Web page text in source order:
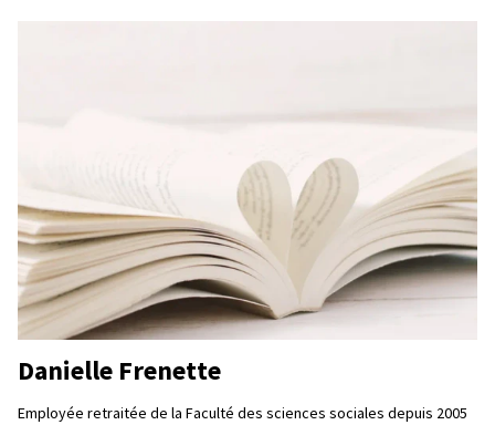
Danielle Frenette
Employée retraitée de la Faculté des sciences sociales depuis 2005